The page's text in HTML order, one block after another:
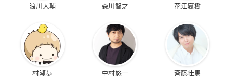
浪川大輔 森川智之 花江夏樹
村瀬歩 中村悠一 斉藤壮馬